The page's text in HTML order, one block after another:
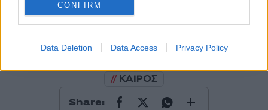
CONFIRM
Data Deletion Data Access Privacy Policy
Υποβολή σχολίου
Πολιτική Απορρήτου
Όροι Χρήσης της Google.
ΚΑΙΡΟΣ
Share: